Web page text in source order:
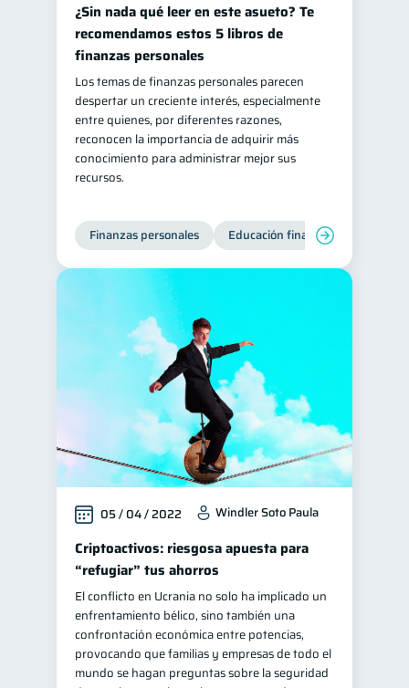
¿Sin nada qué leer en este asueto? Te
recomendamos estos 5 libros de
finanzas personales
Los temas de finanzas personales parecen
despertar un creciente interés, especialmente
entre quienes, por diferentes razones,
reconocen la importancia de adquirir más
conocimiento para administrar mejor sus
recursos.
Finanzas personales Educación financiera
05 / 04 / 2022 Windler Soto Paula
Criptoactivos: riesgosa apuesta para
“refugiar” tus ahorros
El conflicto en Ucrania no solo ha implicado un
enfrentamiento bélico, sino también una
confrontación económica entre potencias,
provocando que familias y empresas de todo el
mundo se hagan preguntas sobre la seguridad